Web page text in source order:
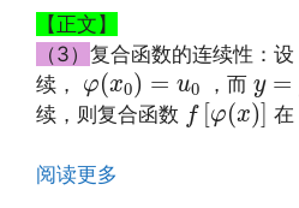
【正文】
（3） 复合函数的连续性：设
续， φ(x0) = u0
φ(x0)=u0 ，而 y =
y =f(
续，则复合函数 f [φ(x)]
f[ φ (x )] 在
阅读更多